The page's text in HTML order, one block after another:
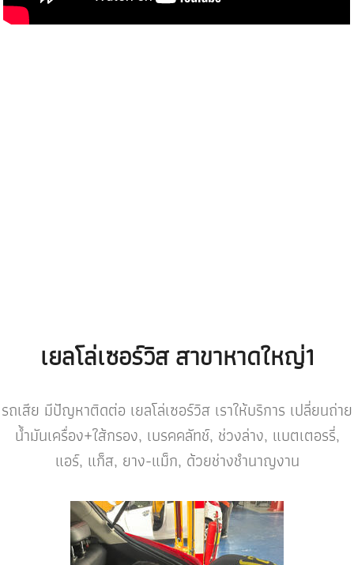
เยลโล่เซอร์วิส สาขาหาดใหญ่1
รถเสีย มีปัญหาติดต่อ เยลโล่เซอร์วิส เราให้บริการ เปลี่ยนถ่าย
น้ำมันเครื่อง+ใส้กรอง, เบรคคลัทช์, ช่วงล่าง, แบตเตอรรี่,
แอร์, แก็ส, ยาง-แม็ก, ด้วยช่างชำนาญงาน